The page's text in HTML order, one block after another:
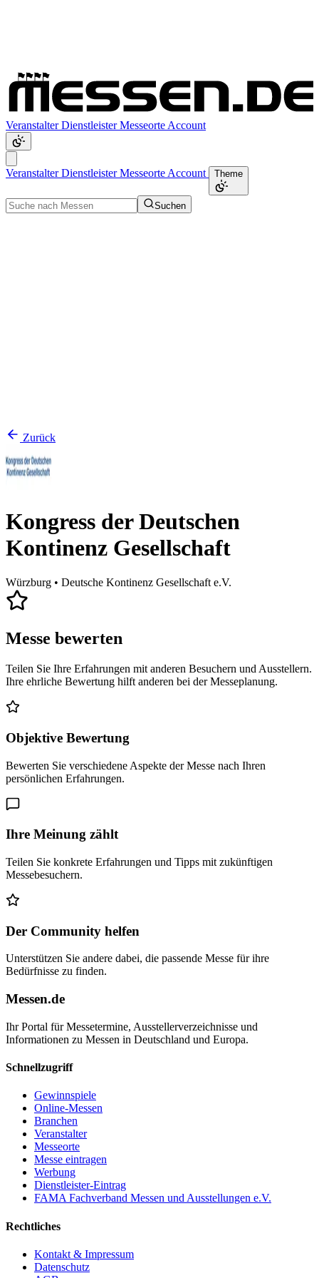
VeranstalterDienstleisterMesseorte Account
VeranstalterDienstleisterMesseorte Account Theme
Suchen
Zurück
Kongress der Deutschen
Kontinenz Gesellschaft
Würzburg • Deutsche Kontinenz Gesellschaft e.V.
Messe bewerten
Teilen Sie Ihre Erfahrungen mit anderen Besuchern und Ausstellern.
Ihre ehrliche Bewertung hilft anderen bei der Messeplanung.
Objektive Bewertung
Bewerten Sie verschiedene Aspekte der Messe nach Ihren
persönlichen Erfahrungen.
Ihre Meinung zählt
Teilen Sie konkrete Erfahrungen und Tipps mit zukünftigen
Messebesuchern.
Der Community helfen
Unterstützen Sie andere dabei, die passende Messe für ihre
Bedürfnisse zu finden.
Messen.de
Ihr Portal für Messetermine, Ausstellerverzeichnisse und
Informationen zu Messen in Deutschland und Europa.
Schnellzugriff
Gewinnspiele
Online-Messen
Branchen
Veranstalter
Messeorte
Messe eintragen
Werbung
Dienstleister-Eintrag
FAMA Fachverband Messen und Ausstellungen e.V.
Rechtliches
Kontakt & Impressum
Datenschutz